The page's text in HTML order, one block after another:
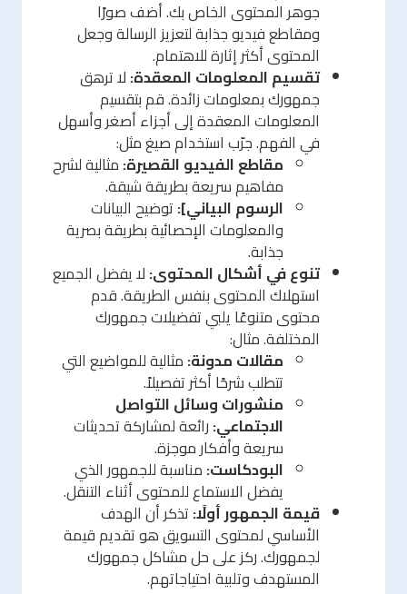
جوهر المحتوى الخاص بك. أضف صورًا
ومقاطع فيديو جذابة لتعزيز الرسالة وجعل
المحتوى أكثر إثارة للاهتمام.
تقسيم المعلومات المعقدة: لا ترهق
جمهورك بمعلومات زائدة. قم بتقسيم
المعلومات المعقدة إلى أجزاء أصغر وأسهل
في الفهم. جرّب استخدام صيغ مثل:
مقاطع الفيديو القصيرة: مثالية لشرح
مفاهيم سريعة بطريقة شيقة.
الرسوم البياني]: توضيح البيانات
والمعلومات الإحصائية بطريقة بصرية
جذابة.
تنوع في أشكال المحتوى: لا يفضل الجميع
استهلاك المحتوى بنفس الطريقة. قدم
محتوى متنوعًا يلبي تفضيلات جمهورك
المختلفة. مثال:
مقالات مدونة: مثالية للمواضيع التي
تتطلب شرحًا أكثر تفصيلاً.
منشورات وسائل التواصل
الاجتماعي: رائعة لمشاركة تحديثات
سريعة وأفكار موجزة.
البودكاست: مناسبة للجمهور الذي
يفضل الاستماع للمحتوى أثناء التنقل.
قيمة الجمهور أولًا: تذكر أن الهدف
الأساسي لمحتوى التسويق هو تقديم قيمة
لجمهورك. ركز على حل مشاكل جمهورك
المستهدف وتلبية احتياجاتهم.